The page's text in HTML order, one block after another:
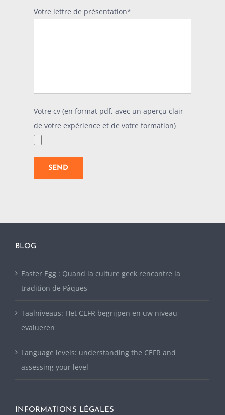
Votre lettre de présentation*
Votre cv (en format pdf, avec un aperçu clair
de votre expérience et de votre formation)
BLOG
Easter Egg : Quand la culture geek rencontre la
tradition de Pâques
Taalniveaus: Het CEFR begrijpen en uw niveau
evalueren
Language levels: understanding the CEFR and
assessing your level
INFORMATIONS LÉGALES